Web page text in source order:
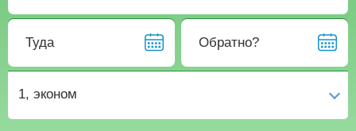
Туда Обратно?
1, эконом